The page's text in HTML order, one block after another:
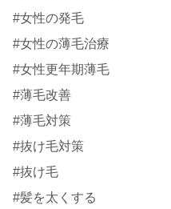
#女性の発毛
#女性の薄毛治療
#女性更年期薄毛
#薄毛改善
#薄毛対策
#抜け毛対策
#抜け毛
#髪を太くする